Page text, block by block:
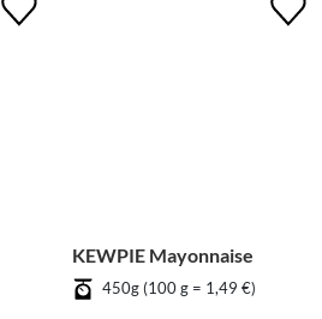
KEWPIE Mayonnaise
450g (100 g = 1,49 €)